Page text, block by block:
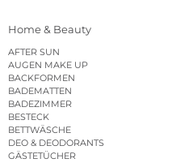
Home & Beauty
AFTER SUN
AUGEN MAKE UP
BACKFORMEN
BADEMATTEN
BADEZIMMER
BESTECK
BETTWÄSCHE
DEO & DEODORANTS
GÄSTETÜCHER